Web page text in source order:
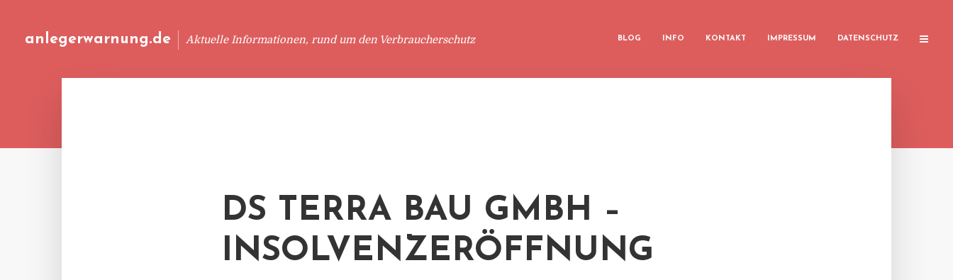
anlegerwarnung.de Aktuelle Informationen, rund um den Verbraucherschutz BLOG INFO KONTAKT IMPRESSUM DATENSCHUTZ
DS TERRA BAU GMBH –
INSOLVENZERÖFFNUNG